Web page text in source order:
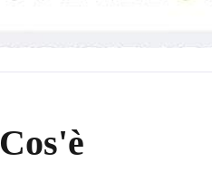
Cos'è